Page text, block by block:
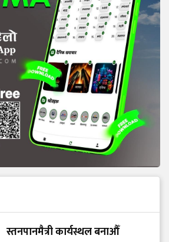
स्तनपानमैत्री कार्यस्थल बनाऔँ